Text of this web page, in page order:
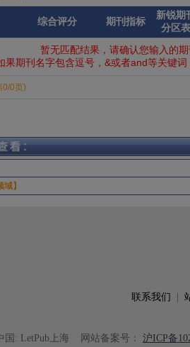
综合评分 期刊指标
新锐期
分区
暂无匹配结果，请确认您输入的
果期刊名字包含逗号，&或者and等关键
0/0页)
域】
联系我们
国: LetPub上海 网站备案号： 沪ICP备